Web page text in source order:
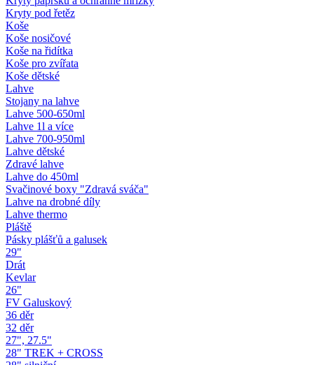
Kryty pod řetěz
Koše
Koše nosičové
Koše na řidítka
Koše pro zvířata
Koše dětské
Lahve
Stojany na lahve
Lahve 500-650ml
Lahve 1l a více
Lahve 700-950ml
Lahve dětské
Zdravé lahve
Lahve do 450ml
Svačinové boxy "Zdravá sváča"
Lahve na drobné díly
Lahve thermo
Pláště
Pásky plášťů a galusek
29"
Drát
Kevlar
26"
FV Galuskový
36 děr
32 děr
27", 27.5"
28" TREK + CROSS